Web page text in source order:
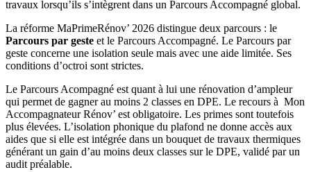
travaux lorsqu’ils s’intègrent dans un Parcours Accompagné global.
La réforme MaPrimeRénov’ 2026 distingue deux parcours : le
Parcours par geste et le Parcours Accompagné. Le Parcours par
geste concerne une isolation seule mais avec une aide limitée. Ses
conditions d’octroi sont strictes.
Le Parcours Acompagné est quant à lui une rénovation d’ampleur
qui permet de gagner au moins 2 classes en DPE. Le recours à Mon
Accompagnateur Rénov’ est obligatoire. Les primes sont toutefois
plus élevées. L’isolation phonique du plafond ne donne accès aux
aides que si elle est intégrée dans un bouquet de travaux thermiques
générant un gain d’au moins deux classes sur le DPE, validé par un
audit préalable.